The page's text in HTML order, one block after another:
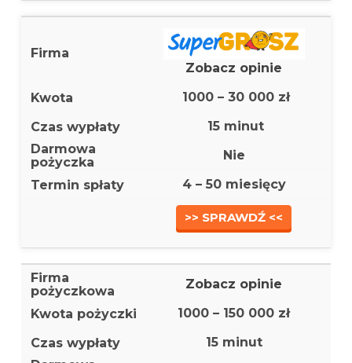
Zobacz opinie
1000 – 30 000 zł
15 minut
Nie
4 – 50 miesięcy
>> SPRAWDŹ <<
Zobacz opinie
1000 – 150 000 zł
15 minut